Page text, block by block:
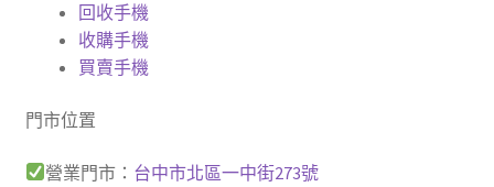
回收手機
收購手機
買賣手機
門市位置
營業門市： 台中市北區一中街273號